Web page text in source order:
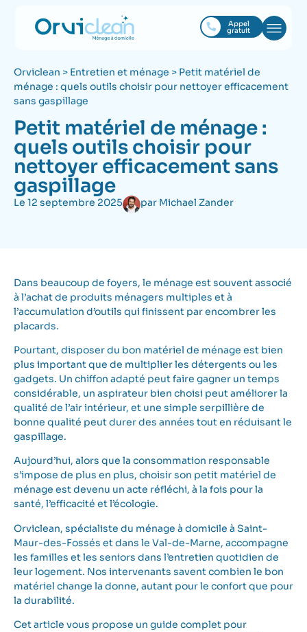
Appel
gratuit
Orviclean > Entretien et ménage > Petit matériel de
ménage : quels outils choisir pour nettoyer efficacement
sans gaspillage
Petit matériel de ménage :
quels outils choisir pour
nettoyer efficacement sans
gaspillage
Le 12 septembre 2025 par Michael Zander
Dans beaucoup de foyers, le ménage est souvent associé
à l’achat de produits ménagers multiples et à
l’accumulation d’outils qui finissent par encombrer les
placards.
Pourtant, disposer du bon matériel de ménage est bien
plus important que de multiplier les détergents ou les
gadgets. Un chiffon adapté peut faire gagner un temps
considérable, un aspirateur bien choisi peut améliorer la
qualité de l’air intérieur, et une simple serpillière de
bonne qualité peut durer des années tout en réduisant le
gaspillage.
Aujourd’hui, alors que la consommation responsable
s’impose de plus en plus, choisir son petit matériel de
ménage est devenu un acte réfléchi, à la fois pour la
santé, l’efficacité et l’écologie.
Orviclean, spécialiste du ménage à domicile à Saint-
Maur-des-Fossés et dans le Val-de-Marne, accompagne
les familles et les seniors dans l’entretien quotidien de
leur logement. Nos intervenants savent combien le bon
matériel change la donne, autant pour le confort que pour
la durabilité.
Cet article vous propose un guide complet pour